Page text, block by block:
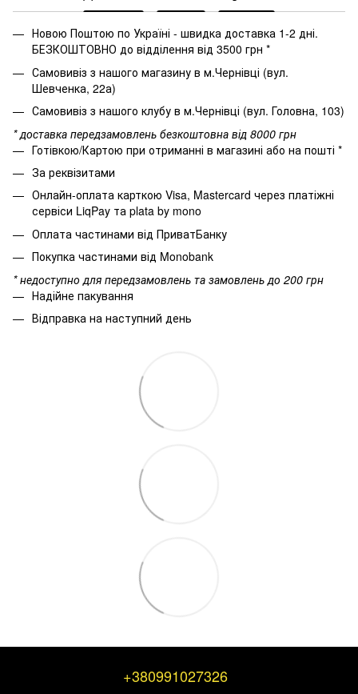
Новою Поштою по Україні - швидка доставка 1-2 дні.
БЕЗКОШТОВНО до відділення від 3500 грн *
Самовивіз з нашого магазину в м.Чернівці (вул.
Шевченка, 22а)
Самовивіз з нашого клубу в м.Чернівці (вул. Головна, 103)
* доставка передзамовлень безкоштовна від 8000 грн
Готівкою/Картою при отриманні в магазині або на пошті *
За реквізитами
Онлайн-оплата карткою Visa, Mastercard через платіжні
сервіси LiqPay та plata by mono
Оплата частинами від ПриватБанку
Покупка частинами від Monobank
* недоступно для передзамовлень та замовлень до 200 грн
Надійне пакування
Відправка на наступний день
+380991027326